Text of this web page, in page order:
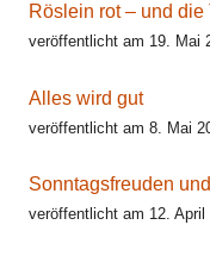
Röslein rot – und die
veröffentlicht am 19. Mai
Alles wird gut
veröffentlicht am 8. Mai
Sonntagsfreuden
veröffentlicht am 12. April